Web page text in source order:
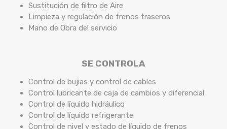
Sustitución de filtro de Aire
Limpieza y regulación de frenos traseros
Mano de Obra del servicio
SE CONTROLA
Control de bujias y control de cables
Control lubricante de caja de cambios y diferencial
Control de líquido hidráulico
Control de líquido refrigerante
Control de nivel y estado de líquido de frenos